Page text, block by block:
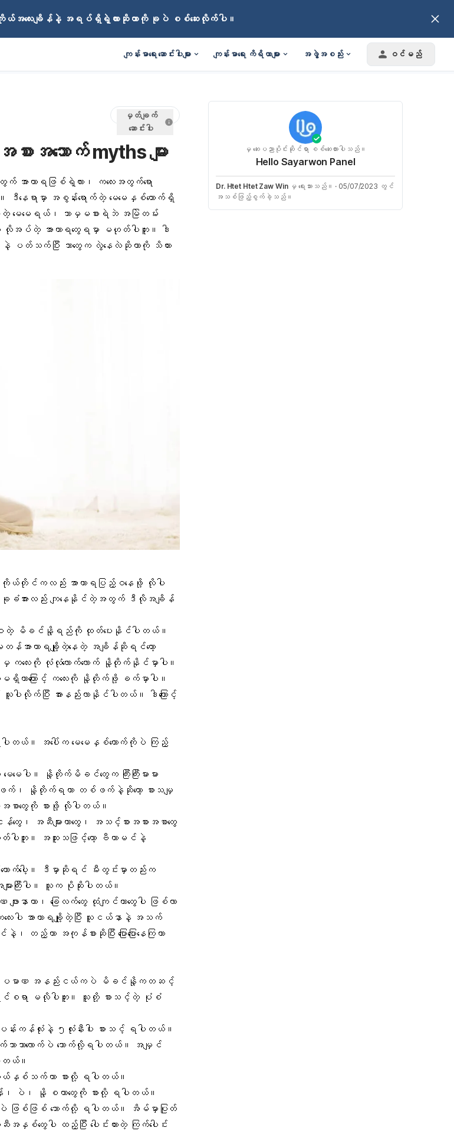
အလေးချိန်နဲ့ အရပ်ရှိရဲ့လားဆိုတာကို ခုပဲ စစ်ဆေးလိုက်ပါ။
ကျန်းမာရေး ဆောင်းပါးများ ကျန်းမာရေး ကိရိယာများ အဖွဲ့အစည်း ဝင်မည်
မှတ်ချက်
ဆောင်းပါး
အသောက် myths များ
ာဟာရဖြစ်ရဲ့လား၊ ကလေးအတွက်ရော
နေရာမှာ အစွန်းရောက်တဲ့ မေမေနှစ်ယောက်ရှိ
မေမေရယ်၊ ဘာမှမစားရဲဘဲ အမြဲတမ်း
က လိုအပ်တဲ့ အာဟာရတွေရမှာ မဟုတ်ပါဘူး။ ဒါ
း နဲ့ ပတ်သက်ပြီး ဘာတွေက လွဲနေလဲဆိုတာကို သိထား
ယ်တိုင်ကလည်း အာဟာရပြည့်ဝနေဖို့ လိုပါ
း ခုခံအားလည်း ကျနေနိုင်တဲ့အတွက် ဒီလိုအချိန်
တဲ့ မိခင်နို့ရည်ကို ထုတ်ပေးနိုင်ပါတယ်။
မတန်အာဟာရချို့တဲ့နေတဲ့ အချိန်ဆိုရင်တော့
ကလေးကို လုံလုံလောက်လောက် နို့တိုက်နိုင်မှာပါ။
းမရှိတာကြောင့် ကလေးကို နို့တိုက်ဖို့ ခက်မှာပါ။
ါလိုက်ပြီး အားနည်းလာနိုင်ပါတယ်။ ဒါကြောင့်
တယ်။ အပေါ်က မေမေနှစ်ယောက်ကိုပဲ ကြည့်
ပါ။ နို့တိုက်မိခင်တွေက ကြီးကြီးမားမား
စ်ဖက်၊ နို့တိုက်ရတာ တစ်ဖက်နဲ့ဆိုတော့ စားသမျှ
စာတွေကို စားဖို့ လိုပါတယ်။
န်တွေ၊ အဆီများတာတွေ၊ အသင့်စားအစားအစာတွေ
ဘူး။ အထူးသဖြင့်တော့ ဗီတာမင်နဲ့
ယောက်ပေါ့။ ဒီမှာဆိုရင် မီးတွင်းမှာတည်းက
ျားကြီးပါ။ သူက ပိုဆိုးပါတယ်။
နာတာ၊ ခြေလက်တွေ ထုံကျင်တာတွေပါ ဖြစ်လာ
ပါ အာဟာရချို့တဲ့ပြီး သူငယ်နာနဲ့ အသက်
၊ တည့်တာ အကုန်စားဆိုပြီး ပြောပြောနေကြတာ
ပမာဏ အနည်းငယ်ကပဲ မိခင်နို့ ကတဆင့်
ောင်စရာ မလိုပါဘူး။ သူတို့ စားသင့်တဲ့ ပုံစံ
လုံးနဲ့ ၅လုံးနီးပါး စားသင့် ရပါတယ်။
သာလောက်ပဲ သောက်လို့ရပါတယ်။ အမျှင်
တယ်။
နှစ်သက်တာ စားလို့ ရပါတယ်။
ပဲ၊ နို့ စတာတွေကို စားလို့ ရပါတယ်။
ည်ပဲ ဖြစ်ဖြစ် သောက်လို့ ရပါတယ်။ အိမ်မှာပြုတ်
တွေပါ ထည့်ပြီး ပေါင်းထားတဲ့ ကြက်ပေါင်း
မှ ဆေးပညာပိုင်းဆိုင်ရာ စစ်ဆေးထားပါသည်။
Hello Sayarwon Panel
Dr. Htet Htet Zaw Winမှ ရေးသားသည်။ · 05/07/2023 တွင်
အသစ်ဖြည့်စွက်ခဲ့သည်။